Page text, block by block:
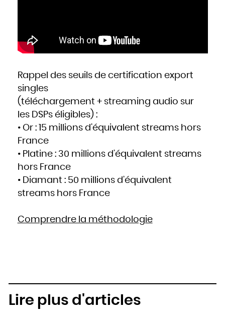
Rappel des seuils de certification export
singles
(téléchargement + streaming audio sur
les DSPs éligibles) :
• Or : 15 millions d’équivalent streams hors
France
• Platine : 30 millions d’équivalent streams
hors France
• Diamant : 50 millions d’équivalent
streams hors France
Comprendre la méthodologie
Lire plus d'articles